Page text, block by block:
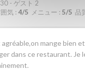
- ゲスト 2
気 : 4/5 メニュー : 5/5 品
mange bien
dans ce restaurant. Je